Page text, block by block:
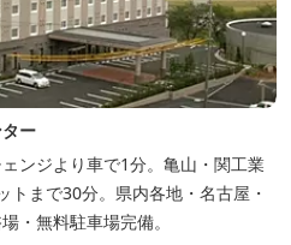
ー
ンジより車で1分。亀山・関工業
トまで30分。県内各地・名古屋・
・無料駐車場完備。